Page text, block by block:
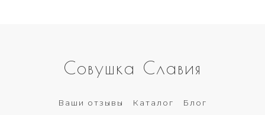
Совушка Славия
Ваши отзывы Каталог
Блог